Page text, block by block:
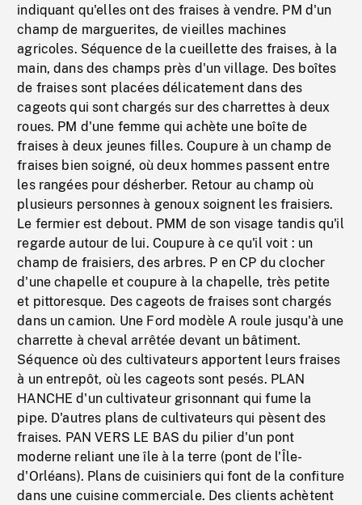
indiquant qu'elles ont des fraises à vendre. PM d'un
champ de marguerites, de vieilles machines
agricoles. Séquence de la cueillette des fraises, à la
main, dans des champs près d'un village. Des boîtes
de fraises sont placées délicatement dans des
cageots qui sont chargés sur des charrettes à deux
roues. PM d'une femme qui achète une boîte de
fraises à deux jeunes filles. Coupure à un champ de
fraises bien soigné, où deux hommes passent entre
les rangées pour désherber. Retour au champ où
plusieurs personnes à genoux soignent les fraisiers.
Le fermier est debout. PMM de son visage tandis qu'il
regarde autour de lui. Coupure à ce qu'il voit : un
champ de fraisiers, des arbres. P en CP du clocher
d'une chapelle et coupure à la chapelle, très petite
et pittoresque. Des cageots de fraises sont chargés
dans un camion. Une Ford modèle A roule jusqu'à une
charrette à cheval arrêtée devant un bâtiment.
Séquence où des cultivateurs apportent leurs fraises
à un entrepôt, où les cageots sont pesés. PLAN
HANCHE d'un cultivateur grisonnant qui fume la
pipe. D'autres plans de cultivateurs qui pèsent des
fraises. PAN VERS LE BAS du pilier d'un pont
moderne reliant une île à la terre (pont de l'Île-
d'Orléans). Plans de cuisiniers qui font de la confiture
dans une cuisine commerciale. Des clients achètent